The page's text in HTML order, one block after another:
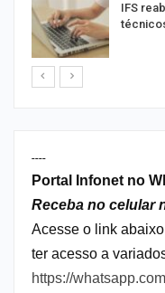
IFS
----
Portal Infonet no
Receba no celular
Acesse o link
ter acesso a
https://